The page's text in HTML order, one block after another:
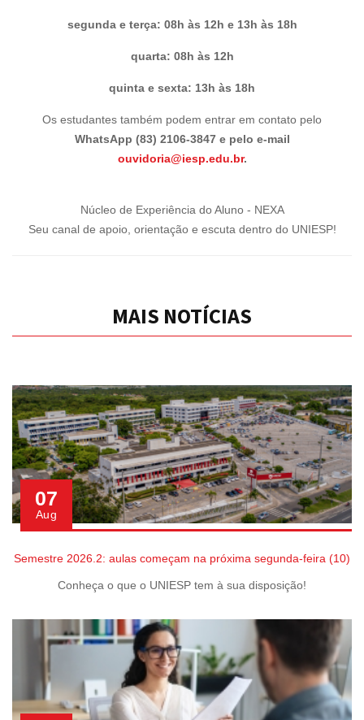
segunda e terça: 08h às 12h e 13h às 18h
quarta: 08h às 12h
quinta e sexta: 13h às 18h
Os estudantes também podem entrar em contato pelo
WhatsApp (83) 2106-3847 e pelo e-mail
ouvidoria@iesp.edu.br.
Núcleo de Experiência do Aluno - NEXA
Seu canal de apoio, orientação e escuta dentro do UNIESP!
MAIS NOTÍCIAS
07
Aug
Semestre 2026.2: aulas começam na próxima segunda-feira (10)
Conheça o que o UNIESP tem à sua disposição!